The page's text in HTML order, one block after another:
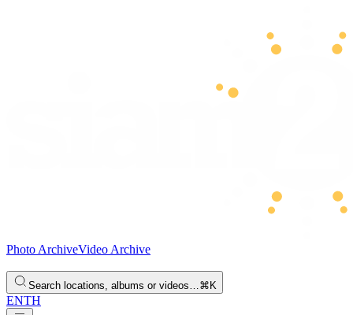
Photo ArchiveVideo Archive
Search locations, albums or videos…⌘K
ENTH